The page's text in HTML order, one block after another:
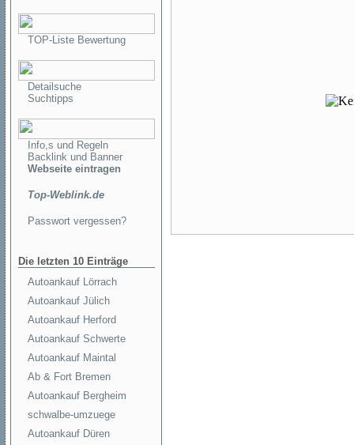
TOP-Liste Bewertung
Detailsuche
Suchtipps
Info,s und Regeln
Backlink und Banner
Webseite eintragen
Top-Weblink.de
Passwort vergessen?
Die letzten 10 Einträge
Autoankauf Lörrach
Autoankauf Jülich
Autoankauf Herford
Autoankauf Schwerte
Autoankauf Maintal
Ab & Fort Bremen
Autoankauf Bergheim
schwalbe-umzuege
Autoankauf Düren